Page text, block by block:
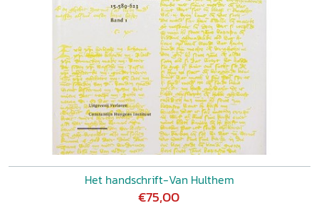
Het handschrift-Van Hulthem
€75,00